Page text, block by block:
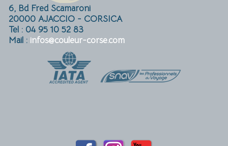
6, Bd Fred Scamaroni
20000 AJACCIO - CORSICA
Tel : 04 95 10 52 83
Mail : infos@couleur-corse.com